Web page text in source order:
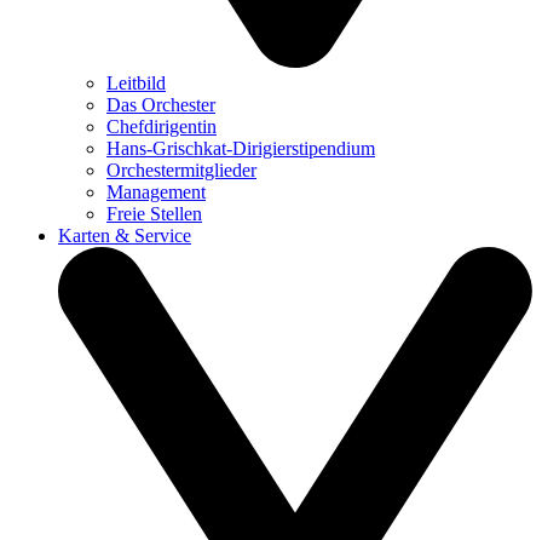
Leitbild
Das Orchester
Chefdirigentin
Hans-Grischkat-Dirigierstipendium
Orchestermitglieder
Management
Freie Stellen
Karten & Service